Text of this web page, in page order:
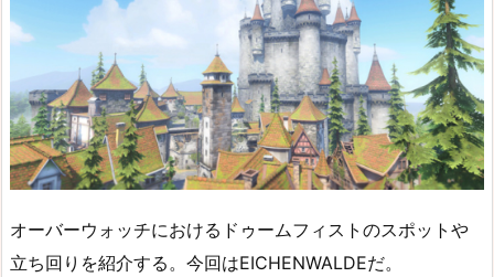
オーバーウォッチにおけるドゥームフィストのスポットや
立ち回りを紹介する。今回はEICHENWALDEだ。